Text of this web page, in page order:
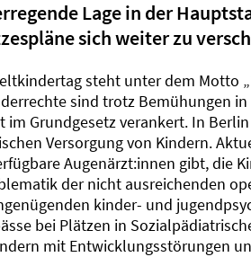
Lage in der
sich weiter zu
steht unter dem Motto
sind trotz Bemühungen
im Grundgesetz verankert. In
Versorgung von Kindern.
Augenärzt:innen gibt, die
der nicht ausreichenden
kinder- und
bei Plätzen in
mit Entwicklungsstörungen